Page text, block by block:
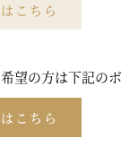
こちら
望の方は下記の
こちら